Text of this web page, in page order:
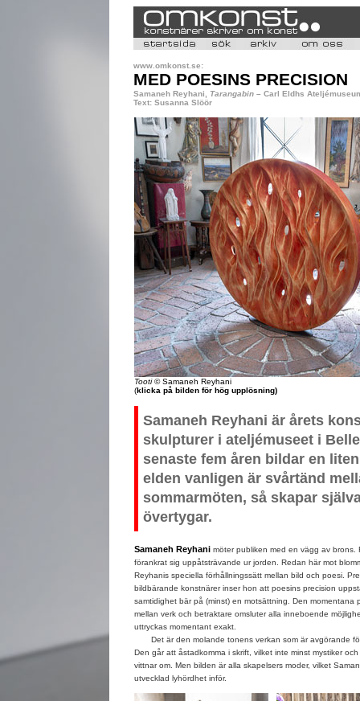
www.omkonst.se:
MED POESINS PRECISION
Samaneh Reyhani, Tarangabin – Carl Eldhs
Text: Susanna Slöör
Tooti© Samaneh Reyhani
(klicka på bilden för hög upplösning)
Samaneh Reyhani är årets
skulpturer i ateljémuseet i
senaste fem åren bildar en
elden vanligen är svårtänd
sommarmöten, så skapar
övertygar.
Samaneh Reyhani möter publiken med en vägg av brons.
förankrat sig uppåtsträvande ur jorden. Redan här mot
Reyhanis speciella förhållningssätt mellan bild och poesi.
bildbärande konstnärer inser hon att poesins precision
samtidighet bär på (minst) en motsättning. Den momentana
mellan verk och betraktare omsluter alla inneboende
uttryckas momentant exakt.
Det är den molande tonens verkan som är avgörande
Den går att åstadkomma i skrift, vilket inte minst mystiker
vittnar om. Men bilden är alla skapelsers moder, vilket
utvecklad lyhördhet inför.